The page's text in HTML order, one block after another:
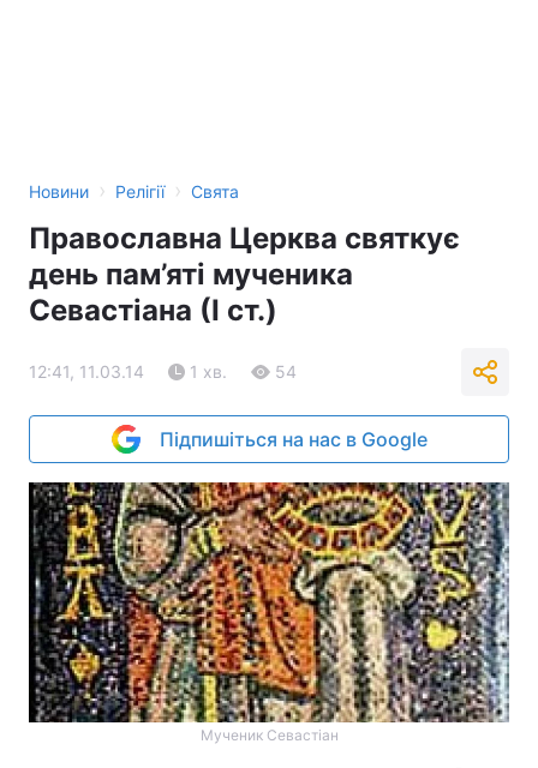
Новини › Релігії › Свята
Православна Церква святкує
день пам’яті мученика
Севастіана (І ст.)
12:41, 11.03.14 1 хв. 54
Підпишіться на нас в Google
Мученик Севастіан